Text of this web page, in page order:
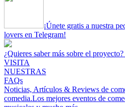
¡Únete gratis a nuestra
lovers en Telegram!
¿Quieres saber más sobre el
VISITA
NUESTRAS
FAQs
Noticias, Artículos & Reviews de
comedia.Los mejores eventos de